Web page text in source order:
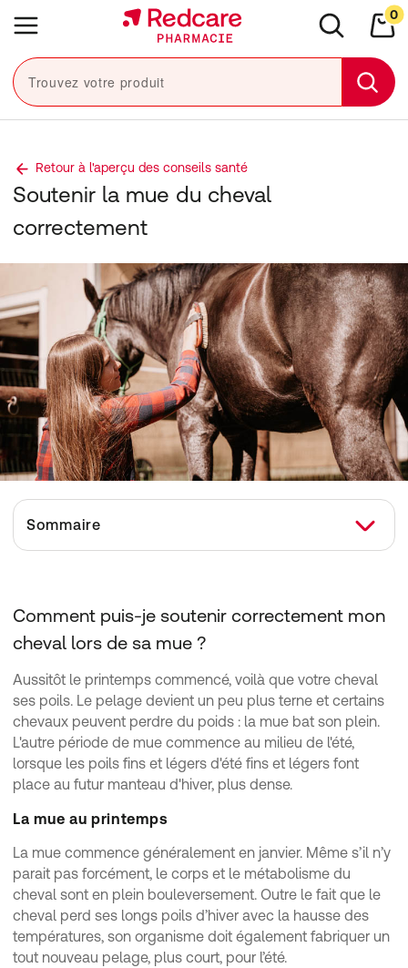
Menu
Rechercher
0
Trouvez votre produit
navigation
Close navigation
Retour à l'aperçu des conseils santé
Soutenir la mue du cheval
correctement
Sommaire
La mue en automne
Comment puis-je soutenir correctement mon
cheval lors de sa mue ?
Aussitôt le printemps commencé, voilà que votre cheval
ses poils. Le pelage devient un peu plus terne et certains
chevaux peuvent perdre du poids : la mue bat son plein.
L'autre période de mue commence au milieu de l'été,
lorsque les poils fins et légers d'été fins et légers font
place au futur manteau d'hiver, plus dense.
La mue au printemps
La mue commence généralement en janvier. Même s’il n’y
parait pas forcément, le corps et le métabolisme du
cheval sont en plein bouleversement. Outre le fait que le
cheval perd ses longs poils d’hiver avec la hausse des
températures, son organisme doit également fabriquer un
tout nouveau pelage, plus court, pour l’été.